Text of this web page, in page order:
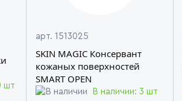
шт
арт. 1513025
SKIN MAGIC Консервант
кожаных поверхностей
SMART OPEN
В наличии: 3 шт